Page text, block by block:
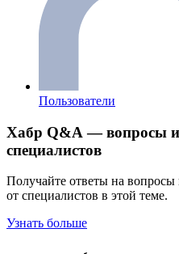
Пользователи
Хабр Q&A — вопросы и
специалистов
Получайте ответы на
от специалистов в этой теме.
Узнать больше